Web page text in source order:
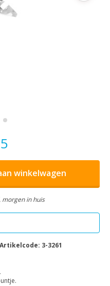
winkelwagen
morgen in huis
Artikelcode: 3-3261